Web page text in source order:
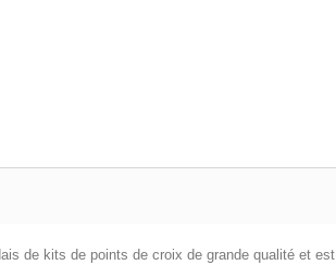
de kits de points de croix de grande qualité et est